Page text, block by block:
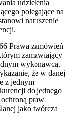
udzielenia
polegające na
naruszenie
Prawa zamówień
zamawiający
wykonawcą.
że w danej
z jednym
do jednego
praw
jako twórcza